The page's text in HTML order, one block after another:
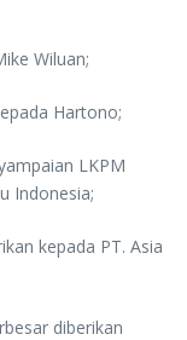
Wiluan;
Hartono;
LKPM
Indonesia;
kepada PT. Asia
diberikan